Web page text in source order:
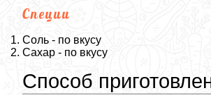
Специи
Соль - по вкусу
Сахар - по вкусу
Способ